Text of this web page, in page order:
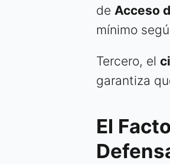
de Acceso
mínimo
Tercero, el
garantiza
El